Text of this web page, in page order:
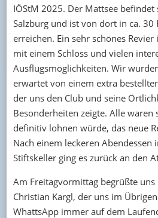
IÖStM 2025. Der Mattsee
Salzburg und ist von dort in ca. 30
erreichen. Ein sehr schönes
mit einem Schloss und vielen
Ausflugsmöglichkeiten. Wir
erwartet von einem extra
der uns den Club und seine
Besonderheiten zeigte. Alle waren
definitiv lohnen würde, das neue
Nach einem leckeren Abendessen
Stiftskeller ging es zurück an den
Am Freitagvormittag begrüßte
Christian Kargl, der uns im
WhattsApp immer auf dem